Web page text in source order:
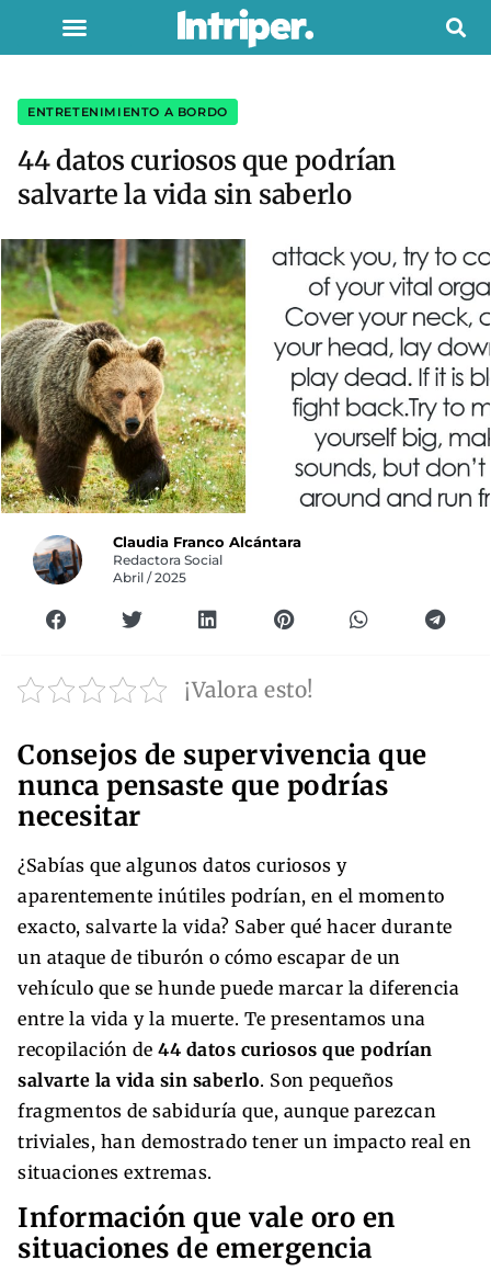
ENTRETENIMIENTO A BORDO
44 datos curiosos que podrían
salvarte la vida sin saberlo
Claudia Franco Alcántara
Redactora Social
Abril / 2025
¡Valora esto!
Consejos de supervivencia que
nunca pensaste que podrías
necesitar
¿Sabías que algunos datos curiosos y
aparentemente inútiles podrían, en el momento
exacto, salvarte la vida? Saber qué hacer durante
un ataque de tiburón o cómo escapar de un
vehículo que se hunde puede marcar la diferencia
entre la vida y la muerte. Te presentamos una
recopilación de 44 datos curiosos que podrían
salvarte la vida sin saberlo. Son pequeños
fragmentos de sabiduría que, aunque parezcan
triviales, han demostrado tener un impacto real en
situaciones extremas.
Información que vale oro en
situaciones de emergencia